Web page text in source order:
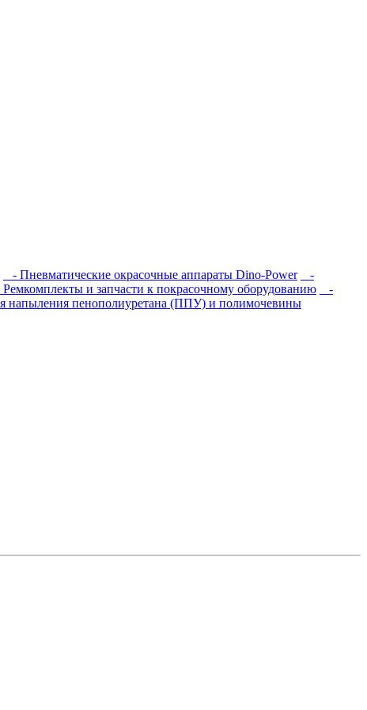
- Пневматические окрасочные аппараты Dino-Power
-
и запчасти к покрасочному оборудованию
-
напыления пенополиуретана (ППУ) и полимочевины